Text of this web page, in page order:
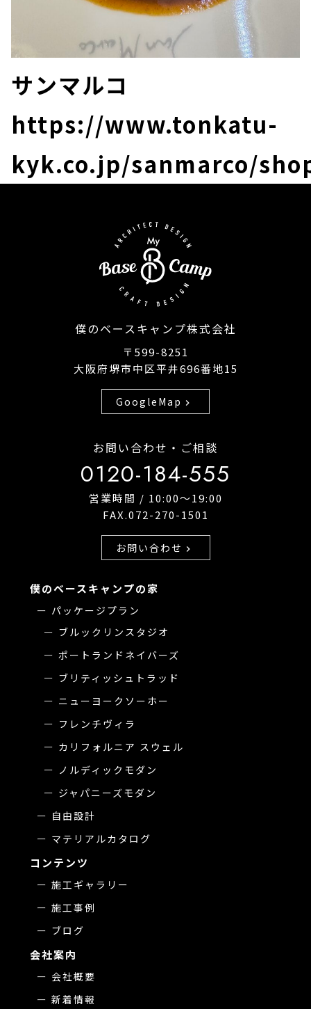
サンマルコ
https://www.tonkatu-
kyk.co.jp/sanmarco/
僕のベースキャンプ株式会社
〒599-8251
大阪府堺市中区平井696番地15
GoogleMap chevron_right
お問い合わせ・ご相談
0120-184-555
営業時間 / 10:00〜19:00
FAX.072-270-1501
お問い合わせ chevron_right
僕のベースキャンプの家
パッケージプラン
ブルックリンスタジオ
ポートランドネイバーズ
ブリティッシュトラッド
ニューヨークソーホー
フレンチヴィラ
カリフォルニア スウェル
ノルディックモダン
ジャパニーズモダン
自由設計
マテリアルカタログ
コンテンツ
施工ギャラリー
施工事例
ブログ
会社案内
会社概要
新着情報